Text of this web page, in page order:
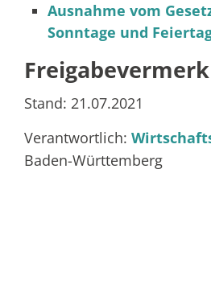
Ausnahme vom
Sonntage und
Freigabevermerk
Stand: 21.07.2021
Verantwortlich:
Baden-Württemberg